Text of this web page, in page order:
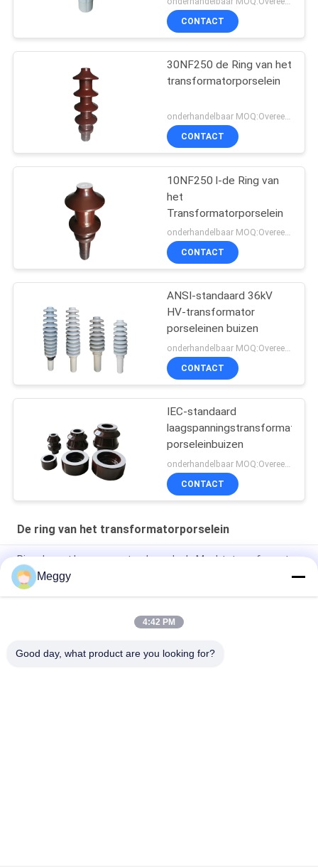
CONTACT
30NF250 de Ring van het
transformatorporselein
onderhandelbaar MOQ:Overeen te komen
CONTACT
10NF250 l-de Ring van
het
Transformatorporselein
onderhandelbaar MOQ:Overeen te komen
CONTACT
ANSI-standaard 36kV
HV-transformator
porseleinen buizen
CONTACT
IEC-standaard
laagspanningstransformator
porseleinbuizen
CONTACT
De ring van het transformatorporselein
Ring de met hoge weerstand van de de Machtstransformator
van 28.5kV 30NF250
Ring van het de Transformatorporselein van DIN de
Meggy
4:42 PM
Good day, what product are you looking for?